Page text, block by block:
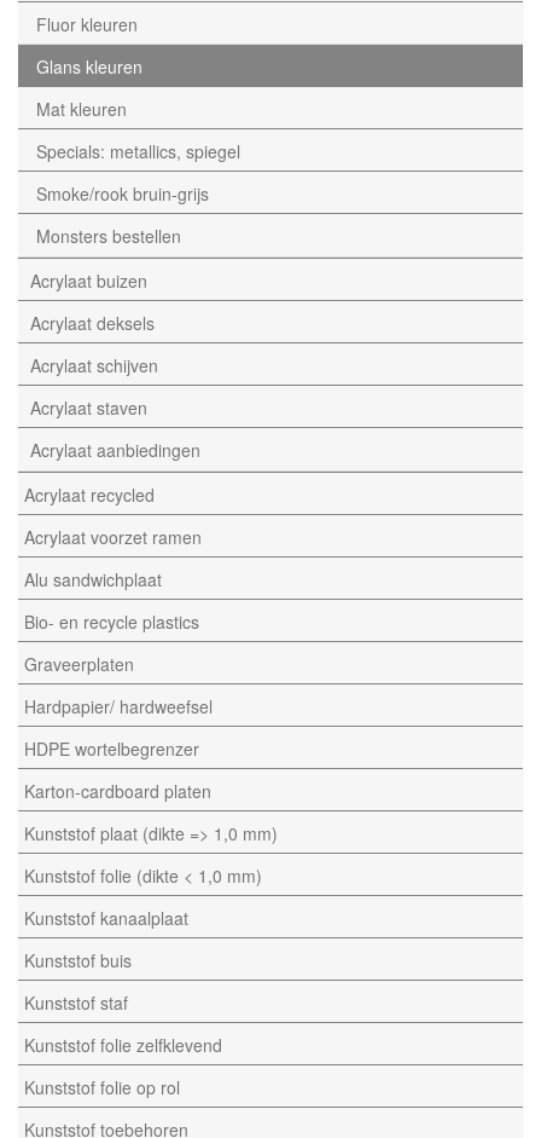
Fluor kleuren
Glans kleuren
Mat kleuren
Specials: metallics, spiegel
Smoke/rook bruin-grijs
Monsters bestellen
Acrylaat buizen
Acrylaat deksels
Acrylaat schijven
Acrylaat staven
Acrylaat aanbiedingen
Acrylaat recycled
Acrylaat voorzet ramen
Alu sandwichplaat
Bio- en recycle plastics
Graveerplaten
Hardpapier/ hardweefsel
HDPE wortelbegrenzer
Karton-cardboard platen
Kunststof plaat (dikte => 1,0 mm)
Kunststof folie (dikte < 1,0 mm)
Kunststof kanaalplaat
Kunststof buis
Kunststof staf
Kunststof folie zelfklevend
Kunststof folie op rol
Kunststof toebehoren